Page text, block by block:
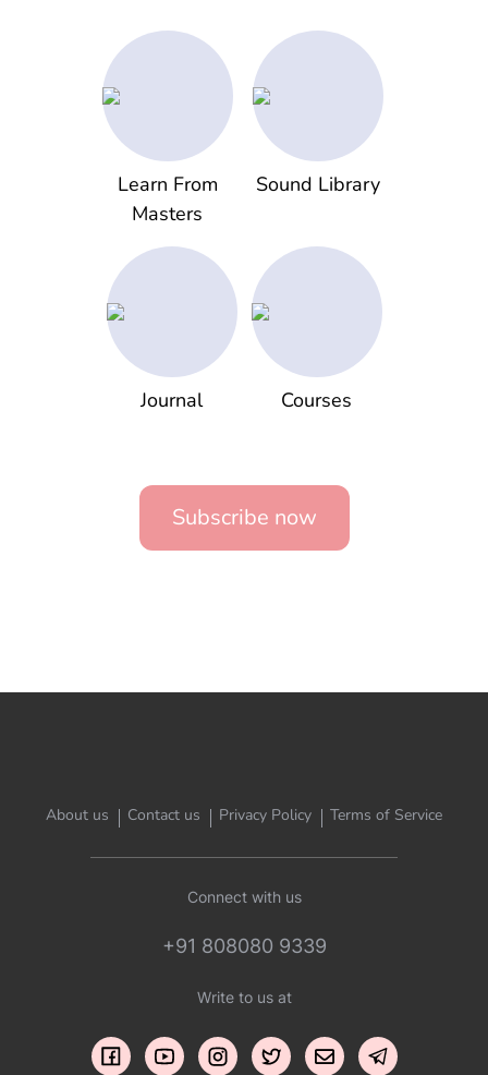
Learn From
Masters
Sound Library
Journal Courses
Subscribe now
About us Contact us Privacy Policy Terms of Service
Connect with us
+91 808080 9339
Write to us at